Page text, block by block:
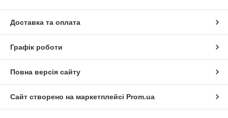
Доставка та оплата
Графік роботи
Повна версія сайту
Сайт створено на маркетплейсі Prom.ua